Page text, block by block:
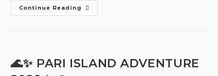
Continue Reading
🌊✨ PARI ISLAND ADVENTURE